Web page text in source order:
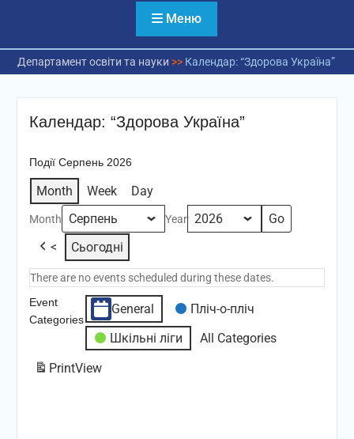
Меню
Департамент освіти та науки >> Календар: “Здорова Україна”
Календар: “Здорова Україна”
Події Серпень 2026
Month Week Day
Month Year
< Сьогодні
There are no events scheduled during these dates.
Event
Categories
General
Пліч-о-пліч
Шкільні ліги
All Categories
PrintView